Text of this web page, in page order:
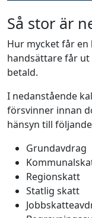
Så stor är
Hur mycket får en
handsättare får
betald.
I nedanstående
försvinner innan
hänsyn till
Grundavdrag
Regionskatt
Statlig skatt